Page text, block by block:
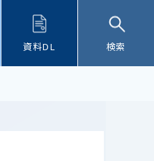
資料DL 検索